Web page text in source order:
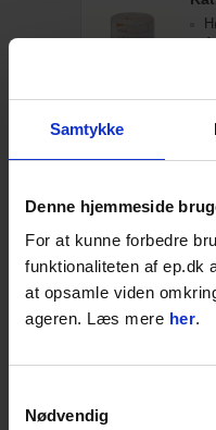
Samtykke
Denne hjemmeside
For at kunne forbedre
funktionaliteten af ep.dk
at opsamle viden
ageren. Læs mere her.
Nødvendig
STK